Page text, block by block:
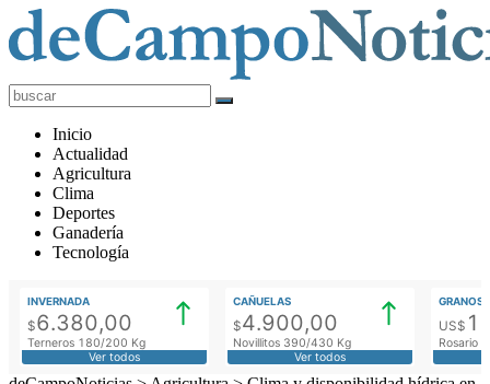
deCampoNoticias
Actualidad
Agropecuaria
Inicio
Actualidad
Agricultura
Clima
Deportes
Ganadería
Tecnología
INVERNADA
$6.380,00
Terneros 180/200 Kg
Ver todos
CAÑUELAS
$4.900,00
Novillitos 390/430 Kg
Ver todos
GRANOS
US$
Rosario